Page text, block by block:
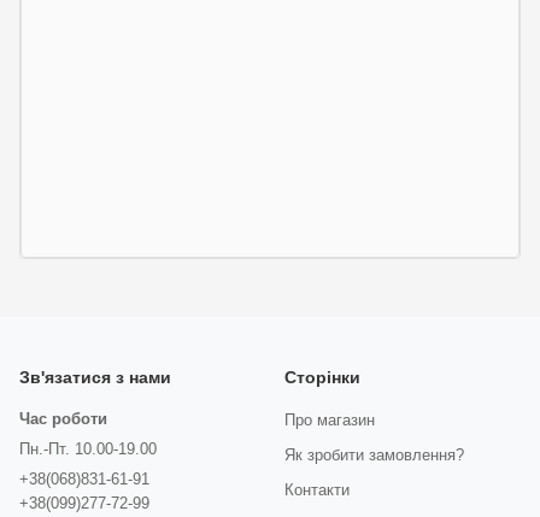
Зв'язатися з нами
Час роботи
Пн.-Пт. 10.00-19.00
+38(068)831-61-91
+38(099)277-72-99
Сторінки
Про магазин
Як зробити замовлення?
Контакти